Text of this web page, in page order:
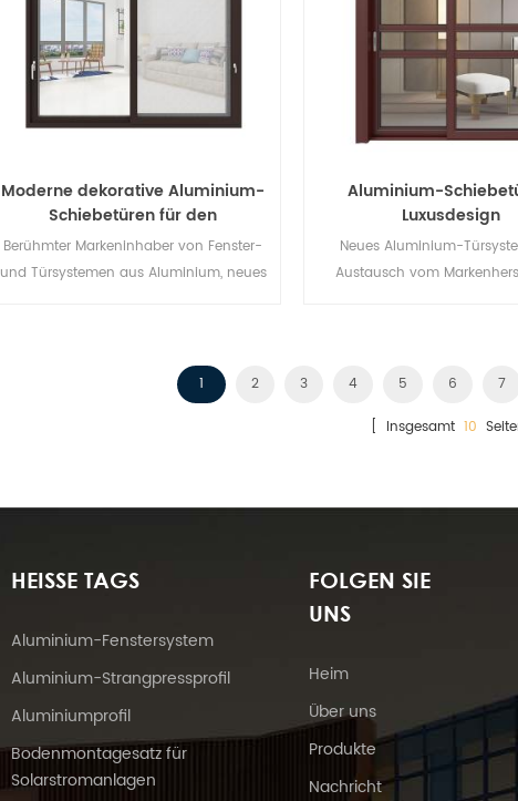
Moderne dekorative Aluminium-
Schiebetüren für den
Außenbereich
Berühmter Markeninhaber von Fenster-
und Türsystemen aus Aluminium, neues
Aluminium-
Luxusdesign
Neues Aluminium-
Austausch vom
1 2 3 4 5 6 7
[ Insgesamt 10
HEISSE TAGS
Aluminium-Fenstersystem
Aluminium-Strangpressprofil
Aluminiumprofil
Bodenmontagesatz für
Solarstromanlagen
FOLGEN SIE
UNS
Heim
Über uns
Produkte
Nachricht